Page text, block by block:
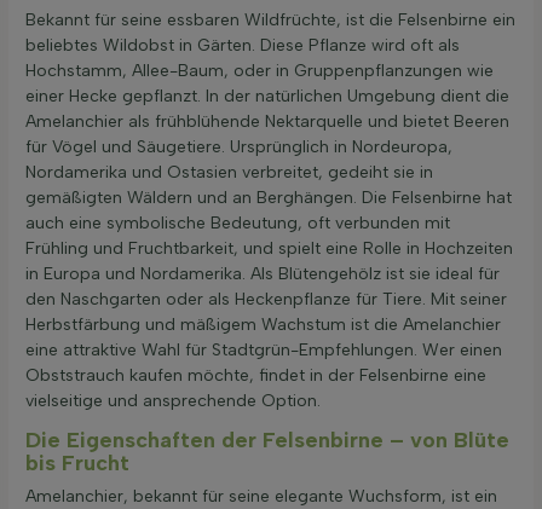
Bekannt für seine essbaren Wildfrüchte, ist die Felsenbirne ein
beliebtes Wildobst in Gärten. Diese Pflanze wird oft als
Hochstamm, Allee-Baum, oder in Gruppenpflanzungen wie
einer Hecke gepflanzt. In der natürlichen Umgebung dient die
Amelanchier als frühblühende Nektarquelle und bietet Beeren
für Vögel und Säugetiere. Ursprünglich in Nordeuropa,
Nordamerika und Ostasien verbreitet, gedeiht sie in
gemäßigten Wäldern und an Berghängen. Die Felsenbirne hat
auch eine symbolische Bedeutung, oft verbunden mit
Frühling und Fruchtbarkeit, und spielt eine Rolle in Hochzeiten
in Europa und Nordamerika. Als Blütengehölz ist sie ideal für
den Naschgarten oder als Heckenpflanze für Tiere. Mit seiner
Herbstfärbung und mäßigem Wachstum ist die Amelanchier
eine attraktive Wahl für Stadtgrün-Empfehlungen. Wer einen
Obststrauch kaufen möchte, findet in der Felsenbirne eine
vielseitige und ansprechende Option.
Die Eigenschaften der Felsenbirne – von Blüte
bis Frucht
Amelanchier, bekannt für seine elegante Wuchsform, ist ein